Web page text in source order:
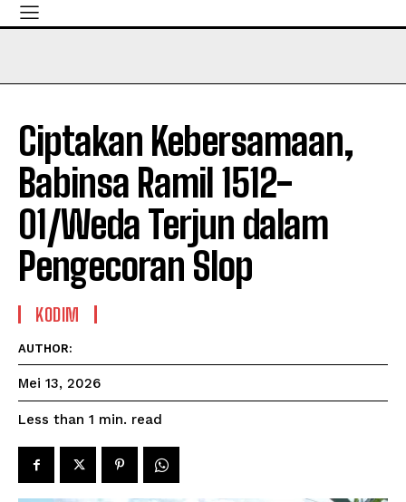
Ciptakan Kebersamaan,
Babinsa Ramil 1512-
01/Weda Terjun dalam
Pengecoran Slop
KODIM
AUTHOR:
Mei 13, 2026
Less than 1 min. read